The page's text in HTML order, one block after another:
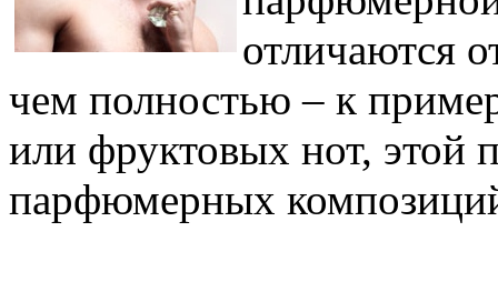
отличаются
чем полностью – к
или фруктовых нот, этой
парфюмерных